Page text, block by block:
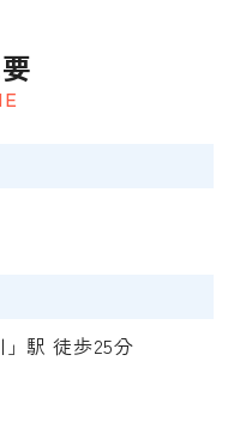
駅 徒歩25分